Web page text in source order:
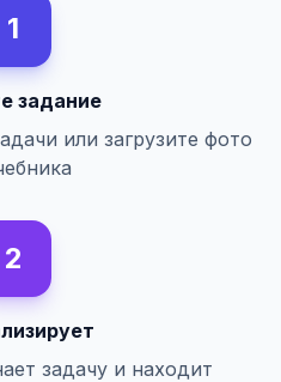
1
задание
или загрузите фото
2
задачу и находит